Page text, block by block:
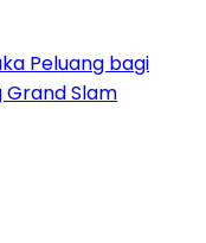
Peluang bagi
Grand Slam